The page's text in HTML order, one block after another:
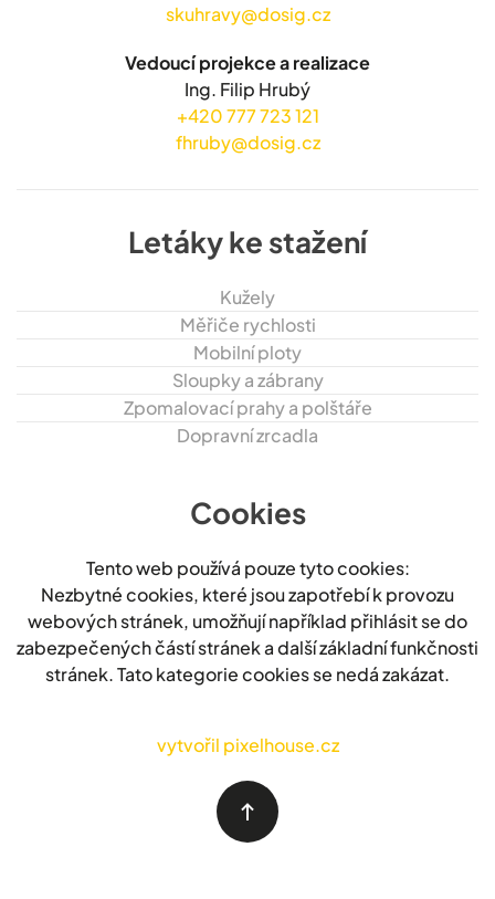
skuhravy@dosig.cz
Vedoucí projekce a realizace
Ing. Filip Hrubý
+420 777 723 121
fhruby@dosig.cz
Letáky ke stažení
Kužely
Měřiče rychlosti
Mobilní ploty
Sloupky a zábrany
Zpomalovací prahy a polštáře
Dopravní zrcadla
Cookies
Tento web používá pouze tyto cookies:
Nezbytné cookies, které jsou zapotřebí k provozu
webových stránek, umožňují například přihlásit se do
zabezpečených částí stránek a další základní funkčnosti
stránek. Tato kategorie cookies se nedá zakázat.
vytvořil pixelhouse.cz